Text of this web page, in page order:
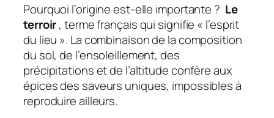
Pourquoi l’origine est-elle importante ? Le
terroir, terme français qui signifie « l’esprit
du lieu ». La combinaison de la composition
du sol, de l’ensoleillement, des
précipitations et de l’altitude confère aux
épices des saveurs uniques, impossibles à
reproduire ailleurs.